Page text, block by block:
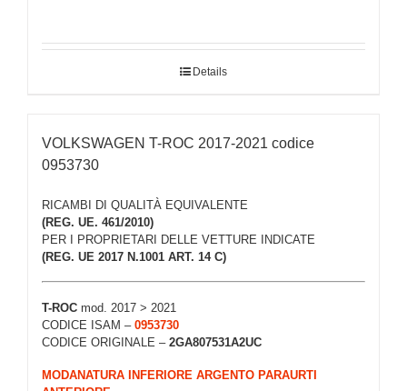
Details
VOLKSWAGEN T-ROC 2017-2021 codice
0953730
RICAMBI DI QUALITÀ EQUIVALENTE
(REG. UE. 461/2010)
PER I PROPRIETARI DELLE VETTURE INDICATE
(REG. UE 2017 N.1001 ART. 14 C)
T-ROC mod. 2017 > 2021
CODICE ISAM – 0953730
CODICE ORIGINALE – 2GA807531A2UC
MODANATURA INFERIORE ARGENTO PARAURTI